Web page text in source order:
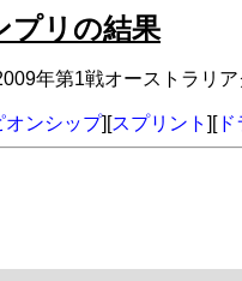
プリの結果
年第1戦オーストラリ
オンシップ][スプリント ][ド